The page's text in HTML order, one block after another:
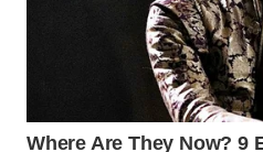
WN